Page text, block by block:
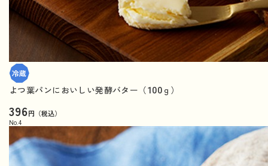
よつ葉パンにおいしい発酵バター（100ｇ）
396円（税込）
No. 4